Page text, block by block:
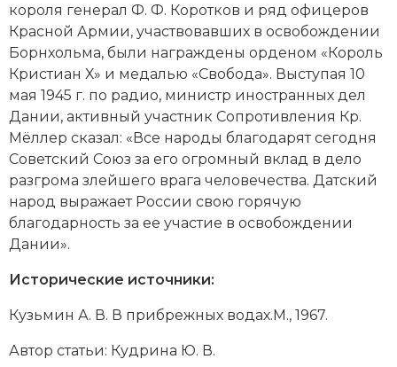
короля генерал Ф. Ф. Коротков и ряд офицеров
Красной Армии, участвовавших в освобождении
Борнхольма, были награждены орденом «Король
Кристиан Х» и медалью «Свобода». Выступая 10
мая 1945 г. по радио, министр иностранных дел
Дании, активный участник Сопротивления Кр.
Мёллер сказал: «Все народы благодарят сегодня
Советский Союз за его огромный вклад в дело
разгрома злейшего врага человечества. Датский
народ выражает России свою горячую
благодарность за ее участие в освобождении
Дании».
Исторические источники:
Кузьмин А. В. В прибрежных водах.М., 1967.
Автор статьи: Кудрина Ю. В.